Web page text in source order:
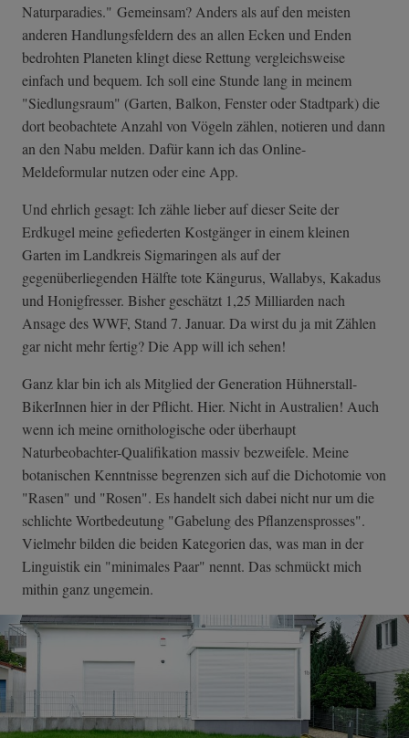
Naturparadies." Gemeinsam? Anders als auf den meisten
anderen Handlungsfeldern des an allen Ecken und Enden
bedrohten Planeten klingt diese Rettung vergleichsweise
einfach und bequem. Ich soll eine Stunde lang in meinem
"Siedlungsraum" (Garten, Balkon, Fenster oder Stadtpark) die
dort beobachtete Anzahl von Vögeln zählen, notieren und dann
an den Nabu melden. Dafür kann ich das Online-
Meldeformular nutzen oder eine App.
Und ehrlich gesagt: Ich zähle lieber auf dieser Seite der
Erdkugel meine gefiederten Kostgänger in einem kleinen
Garten im Landkreis Sigmaringen als auf der
gegenüberliegenden Hälfte tote Kängurus, Wallabys, Kakadus
und Honigfresser. Bisher geschätzt 1,25 Milliarden nach
Ansage des WWF, Stand 7. Januar. Da wirst du ja mit Zählen
gar nicht mehr fertig? Die App will ich sehen!
Ganz klar bin ich als Mitglied der Generation Hühnerstall-
BikerInnen hier in der Pflicht. Hier. Nicht in Australien! Auch
wenn ich meine ornithologische oder überhaupt
Naturbeobachter-Qualifikation massiv bezweifele. Meine
botanischen Kenntnisse begrenzen sich auf die Dichotomie von
"Rasen" und "Rosen". Es handelt sich dabei nicht nur um die
schlichte Wortbedeutung "Gabelung des Pflanzensprosses".
Vielmehr bilden die beiden Kategorien das, was man in der
Linguistik ein "minimales Paar" nennt. Das schmückt mich
mithin ganz ungemein.